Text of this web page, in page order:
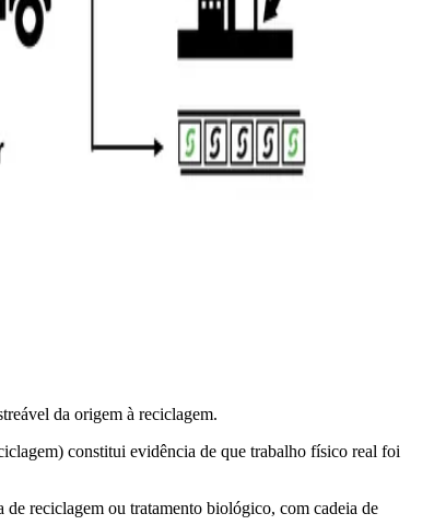
da origem à reciclagem.
constitui evidência de que trabalho físico real foi
de reciclagem ou tratamento biológico, com cadeia de